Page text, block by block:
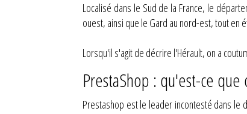
Localisé dans le Sud de la France, le
ouest, ainsi que le Gard au nord-est, tout en
Lorsqu'il s'agit de décrire l'Hérault, on a
PrestaShop : qu'est-ce que
Prestashop est le leader incontesté dans le